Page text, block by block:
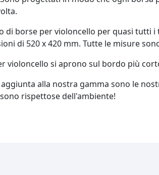
di borse per violoncello per quasi tutti i
di 520 x 420 mm. Tutte le misure
violoncello si aprono sul bordo più
alla nostra gamma sono le
rispettose dell'ambiente!